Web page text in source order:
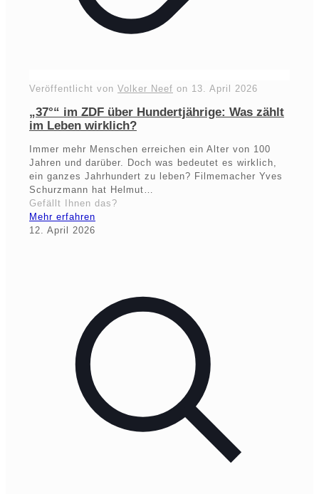
Veröffentlicht von Volker Neef on 13. April 2026
„37°“ im ZDF über Hundertjährige: Was zählt
im Leben wirklich?
Immer mehr Menschen erreichen ein Alter von 100
Jahren und darüber. Doch was bedeutet es wirklich,
ein ganzes Jahrhundert zu leben? Filmemacher Yves
Schurzmann hat Helmut…
Gefällt Ihnen das?
Mehr erfahren
12. April 2026